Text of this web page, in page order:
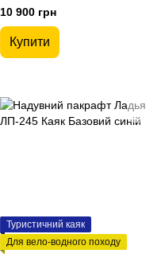
10 900 грн
Купити
Туристичний каяк
Для вело-водного походу